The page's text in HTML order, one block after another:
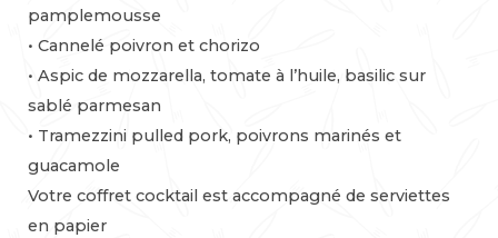
pamplemousse
• Cannelé poivron et chorizo
• Aspic de mozzarella, tomate à l’huile, basilic sur
sablé parmesan
• Tramezzini pulled pork, poivrons marinés et
guacamole
Votre coffret cocktail est accompagné de serviettes
en papier